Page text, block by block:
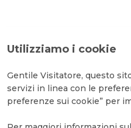
Utilizziamo i cookie
Gentile Visitatore, questo
servizi in linea con le
preferenze sui cookie” per